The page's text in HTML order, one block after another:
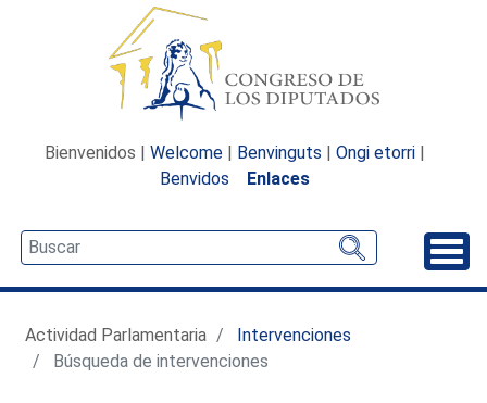
Bienvenidos | Welcome | Benvinguts | Ongi etorri |
Benvidos
Enlaces
Actividad Parlamentaria
Intervenciones
Búsqueda de intervenciones